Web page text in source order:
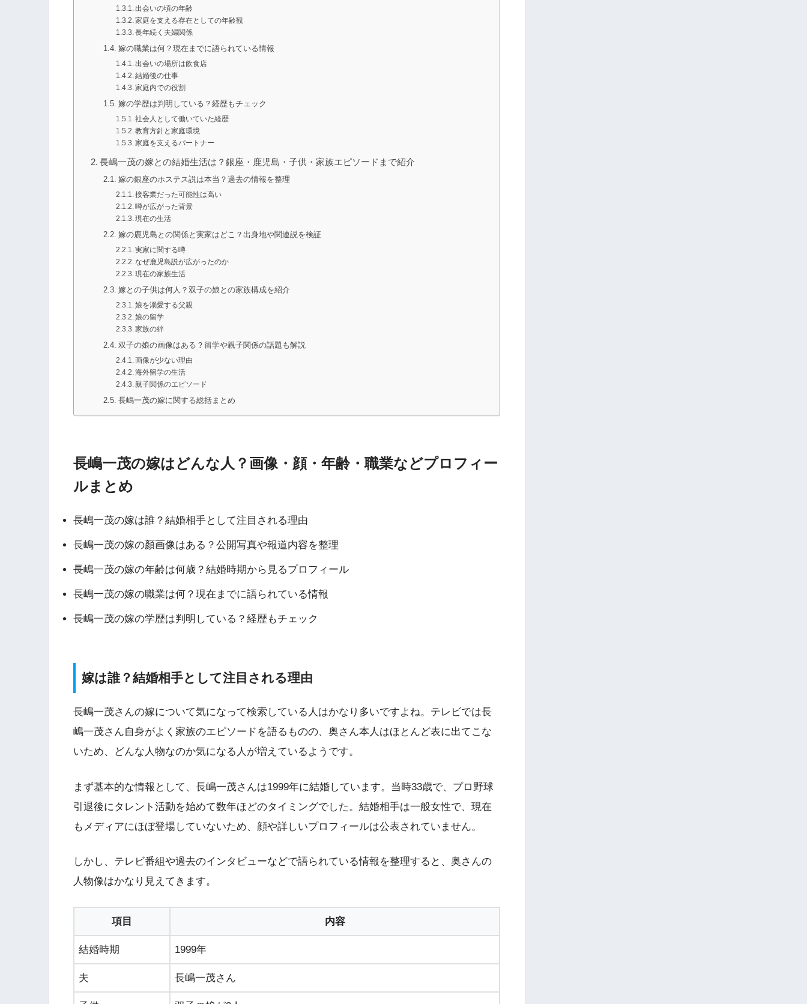
出会いの頃の年齢
家庭を支える存在としての年齢観
長年続く夫婦関係
嫁の職業は何？現在までに語られている情報
出会いの場所は飲食店
結婚後の仕事
家庭内での役割
嫁の学歴は判明している？経歴もチェック
社会人として働いていた経歴
教育方針と家庭環境
家庭を支えるパートナー
長嶋一茂の嫁との結婚生活は？銀座・鹿児島・子供・家族エピソードまで紹介
嫁の銀座のホステス説は本当？過去の情報を整理
接客業だった可能性は高い
噂が広がった背景
現在の生活
嫁の鹿児島との関係と実家はどこ？出身地や関連説を検証
実家に関する噂
なぜ鹿児島説が広がったのか
現在の家族生活
嫁との子供は何人？双子の娘との家族構成を紹介
娘を溺愛する父親
娘の留学
家族の絆
双子の娘の画像はある？留学や親子関係の話題も解説
画像が少ない理由
海外留学の生活
親子関係のエピソード
長嶋一茂の嫁に関する総括まとめ
長嶋一茂の嫁はどんな人？画像・顔・年齢・職業などプロフィー
ルまとめ
長嶋一茂の嫁は誰？結婚相手として注目される理由
長嶋一茂の嫁の顏画像はある？公開写真や報道内容を整理
長嶋一茂の嫁の年齢は何歳？結婚時期から見るプロフィール
長嶋一茂の嫁の職業は何？現在までに語られている情報
長嶋一茂の嫁の学歴は判明している？経歴もチェック
嫁は誰？結婚相手として注目される理由
長嶋一茂さんの嫁について気になって検索している人はかなり多いですよね。テレビでは長
嶋一茂さん自身がよく家族のエピソードを語るものの、奥さん本人はほとんど表に出てこな
いため、どんな人物なのか気になる人が増えているようです。
まず基本的な情報として、長嶋一茂さんは1999年に結婚しています。当時33歳で、プロ野球
引退後にタレント活動を始めて数年ほどのタイミングでした。結婚相手は一般女性で、現在
もメディアにほぼ登場していないため、顔や詳しいプロフィールは公表されていません。
しかし、テレビ番組や過去のインタビューなどで語られている情報を整理すると、奥さんの
人物像はかなり見えてきます。
項目 内容
結婚時期 1999年
夫 長嶋一茂さん